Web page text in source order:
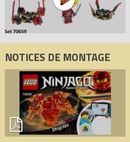
NOTICES DE MONTAGE